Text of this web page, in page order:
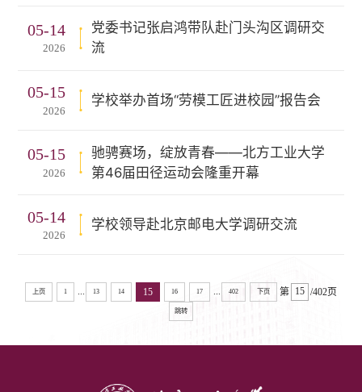
05-14
2026
党委书记张启鸿带队赴门头沟区调研交
流
05-15
2026
学校举办首场“劳模工匠进校园”报告会
05-15
2026
驰骋赛场，绽放青春——北方工业大学
第46届田径运动会隆重开幕
05-14
2026
学校领导赴北京邮电大学调研交流
上页 1 13 14 15 16 17 402 下页 第 /402页
跳转